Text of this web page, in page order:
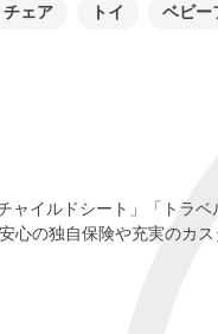
ェア トイ ベビー
イルドシート」「トラ
の独自保険や充実のカス